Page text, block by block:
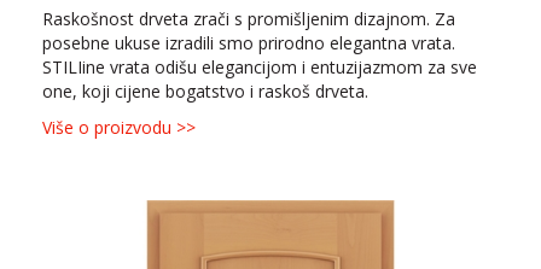
Raskošnost drveta zrači s promišljenim dizajnom. Za
posebne ukuse izradili smo prirodno elegantna vrata.
STILIine vrata odišu elegancijom i entuzijazmom za sve
one, koji cijene bogatstvo i raskoš drveta.
Više o proizvodu >>